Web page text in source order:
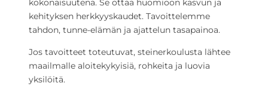
kokonaisuutena. Se ottaa huomioon kasvun ja
kehityksen herkkyyskaudet. Tavoittelemme
tahdon, tunne-elämän ja ajattelun tasapainoa.
Jos tavoitteet toteutuvat, steinerkoulusta lähtee
maailmalle aloitekykyisiä, rohkeita ja luovia
yksilöitä.